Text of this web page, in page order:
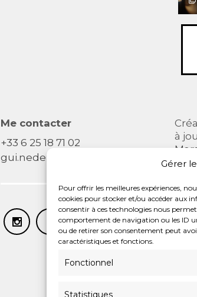
Gérer
Pour offrir les meilleures expériences,
cookies pour stocker et/ou accéder aux
consentir à ces technologies nous
comportement de navigation ou les ID
ou de retirer son consentement peut
caractéristiques et fonctions.
Fonctionnel
Statistiques
Me contacter
+33 6 25 18 71 02
gui.nedellec[@]gmail.com
à